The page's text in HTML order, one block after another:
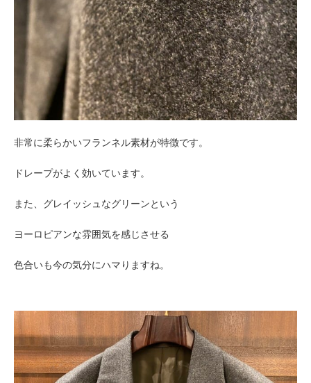
非常に柔らかいフランネル素材が特徴です。
ドレープがよく効いています。
また、グレイッシュなグリーンという
ヨーロピアンな雰囲気を感じさせる
色合いも今の気分にハマりますね。